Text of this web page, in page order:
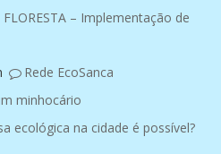
FLORESTA – Implementação de
Rede EcoSanca
minhocário
ecológica na cidade é possível?